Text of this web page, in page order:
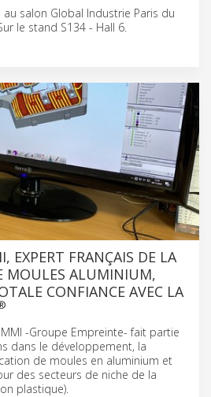
au salon Global Industrie Paris du
le stand S134 - Hall 6.
EXPERT FRANÇAIS DE LA
MOULES ALUMINIUM,
CONFIANCE AVEC LA
-Groupe Empreinte- fait partie
dans le développement, la
de moules en aluminium et
des secteurs de niche de la
plastique).